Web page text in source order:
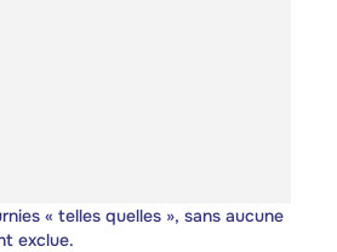
« telles quelles », sans aucune
exclue.